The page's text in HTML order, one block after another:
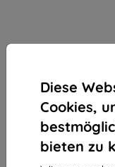
Diese
Cookies,
bieten zu